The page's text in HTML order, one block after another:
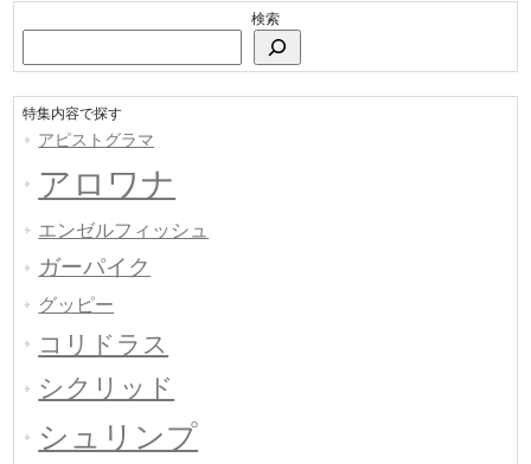
検索
特集内容で探す
アピストグラマ
アロワナ
エンゼルフィッシュ
ガーパイク
グッピー
コリドラス
シクリッド
シュリンプ